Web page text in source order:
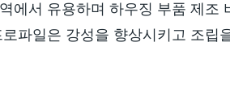
에서 유용하며 하우징 부품 제조
파일은 강성을 향상시키고 조립